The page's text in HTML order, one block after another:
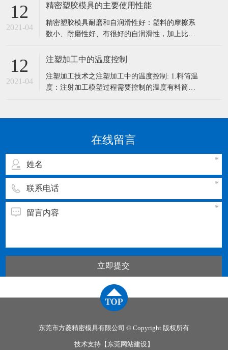
率，不注意保养和清洗也会影响模具的使用寿命
和清洗工作。 一：精密模具的保养5大要点 1、模
具长时间使用后必须磨刃口，研磨
12
2021-04
精密塑胶模具的主要使用性能
精密塑胶模具耐磨和自润滑性好：塑料的摩擦系
数小、耐磨性好、有很好的自润滑性，加上比强
至干摩擦条件下有效地工作。 1、密度小：塑料
的意义，尤其是对车辆、船舶、飞机、宇宙航天
器而言。 2、比强度和比刚度高：
12
2021-04
注塑加工中的温度控制
注塑加工技术之注塑加工中的温度控制: 1.料筒温
度：注射加工模塑过程需要控制的温度有料筒温
塑料的流动和冷却。每一种塑料都具有不同的流
动温度，同一种塑料，由于来源或牌号不同，其
流动温度及分解温度是有差别
在线留言
立即提交
东莞市方菱精密模具有限公司 © Copyright 版权所有
技术支持【 东莞网站建设】